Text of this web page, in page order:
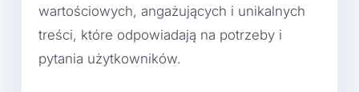
wartościowych, angażujących i unikalnych
treści, które odpowiadają na potrzeby i
pytania użytkowników.